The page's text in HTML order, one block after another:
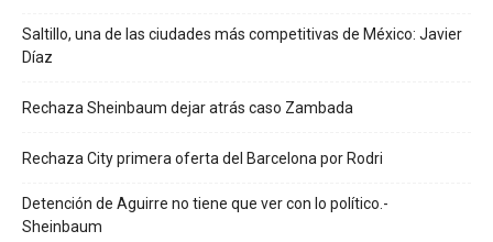
Saltillo, una de las ciudades más competitivas de México: Javier
Díaz
Rechaza Sheinbaum dejar atrás caso Zambada
Rechaza City primera oferta del Barcelona por Rodri
Detención de Aguirre no tiene que ver con lo político.-
Sheinbaum